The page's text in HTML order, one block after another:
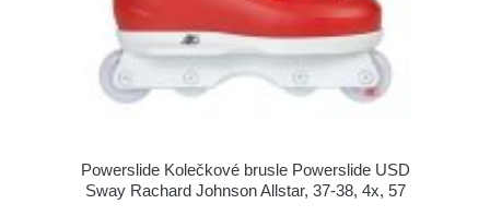
Powerslide Kolečkové brusle Powerslide USD
Sway Rachard Johnson Allstar, 37-38, 4x, 57